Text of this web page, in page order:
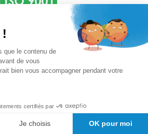
présent dans 23 pays
présentés sur ce site sont conformes
code de la santé publique et à l'arrêté du
la liste des dispositifs médicaux autorisés à
auprès du public, ainsi qu'à l'article
publique. Par conséquent, ils peuvent
et rendus accessibles au public.
que le contenu de
de vous
bien vous accompagner pendant votre
certifiés par
Je choisis OK pour moi